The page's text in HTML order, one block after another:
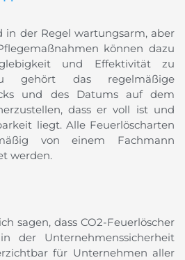
in der Regel wartungsarm, aber
können dazu
und Effektivität zu
gehört das regelmäßige
und des Datums auf dem
dass er voll ist und
liegt. Alle Feuerlöscharten
von einem Fachmann
werden.
sagen, dass CO2-Feuerlöscher
der Unternehmenssicherheit
für Unternehmen aller